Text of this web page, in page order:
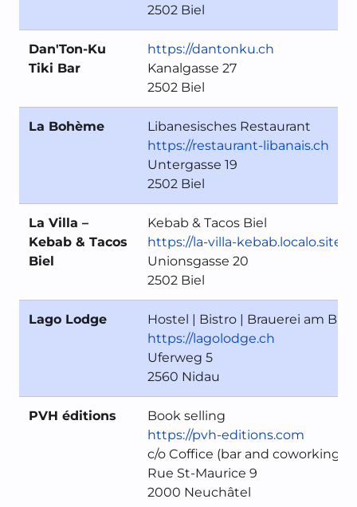
2502 Biel
Dan'Ton-Ku
Tiki Bar
https://dantonku.ch
Kanalgasse 27
2502 Biel
La Bohème
Libanesisches Restaurant
https://restaurant-libanais.ch
Untergasse 19
2502 Biel
La Villa –
Kebab & Tacos
Biel
Kebab & Tacos Biel
https://la-villa-kebab.localo.site
Unionsgasse 20
2502 Biel
Lago Lodge
Hostel | Bistro | Brauerei am
https://lagolodge.ch
Uferweg 5
2560 Nidau
PVH éditions
Book selling
https://pvh-editions.com
c/o Coffice (bar and coworking)
Rue St-Maurice 9
2000 Neuchâtel